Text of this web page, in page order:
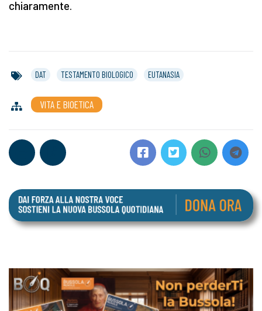
chiaramente.
DAT TESTAMENTO BIOLOGICO EUTANASIA
VITA E BIOETICA